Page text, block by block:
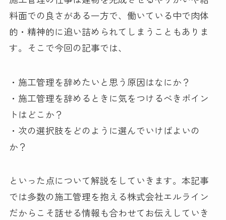
料面での良さがある一方で、働いている中で肉体
的・精神的に追い詰められてしまうこともありま
す。そこで今回の記事では、
・施工管理を辞めたいと思う原因はなにか？
・施工管理を辞めるときに気をつけるべきポイン
トはどこか？
・次の選択肢をどのように選んでいけばよいの
か？
といった点について解説をしていきます。本記事
では多数の施工管理を抱える株式会社エルライン
だからこそ話せる情報も合わせてお伝えしていき